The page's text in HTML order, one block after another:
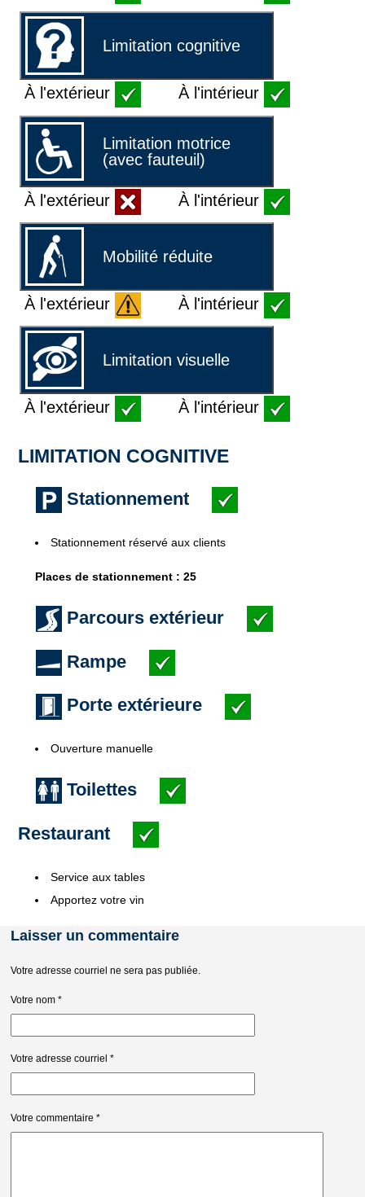
Limitation cognitive
À l'extérieur À l'intérieur
Limitation motrice
(avec fauteuil)
À l'extérieur À l'intérieur
Mobilité réduite
À l'extérieur À l'intérieur
Limitation visuelle
À l'extérieur À l'intérieur
LIMITATION COGNITIVE
Stationnement
Stationnement réservé aux clients
Places de stationnement : 25
Parcours extérieur
Rampe
Porte extérieure
Ouverture manuelle
Toilettes
Restaurant
Service aux tables
Apportez votre vin
Laisser un commentaire
Votre adresse courriel ne sera pas publiée.
Votre nom *
Votre adresse courriel *
Votre commentaire *